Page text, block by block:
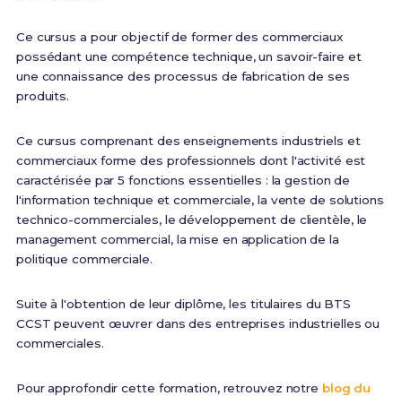
Ce cursus a pour objectif de former des commerciaux
possédant une compétence technique, un savoir-faire et
une connaissance des processus de fabrication de ses
produits.
Ce cursus comprenant des enseignements industriels et
commerciaux forme des professionnels dont l'activité est
caractérisée par 5 fonctions essentielles : la gestion de
l'information technique et commerciale, la vente de solutions
technico-commerciales, le développement de clientèle, le
management commercial, la mise en application de la
politique commerciale.
Suite à l'obtention de leur diplôme, les titulaires du BTS
CCST peuvent œuvrer dans des entreprises industrielles ou
commerciales.
Pour approfondir cette formation, retrouvez notre blog du